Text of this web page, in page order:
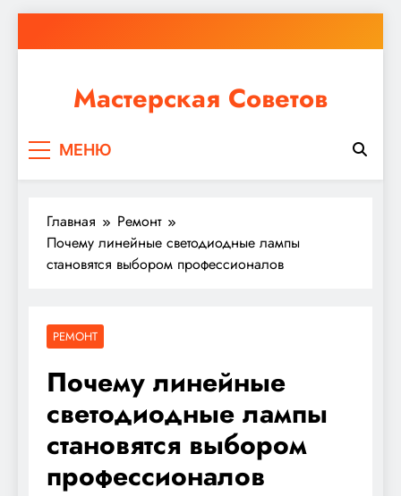
к
Мастерская Советов
ремонт или крупное строительство, в Мастерской
МЕНЮ
Главная
Ремонт
Почему линейные светодиодные лампы
становятся выбором профессионалов
РЕМОНТ
Почему линейные
светодиодные лампы
становятся выбором
профессионалов